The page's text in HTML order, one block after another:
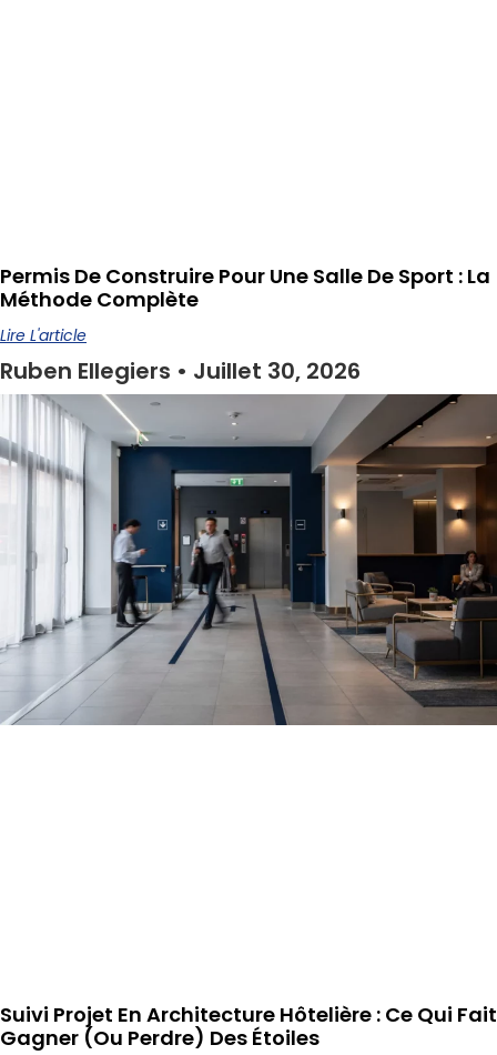
Permis De Construire Pour Une Salle De Sport : La
Méthode Complète
Lire L'article
Ruben Ellegiers Juillet 30, 2026
Suivi Projet En Architecture Hôtelière : Ce Qui Fait
Gagner (ou Perdre) Des Étoiles